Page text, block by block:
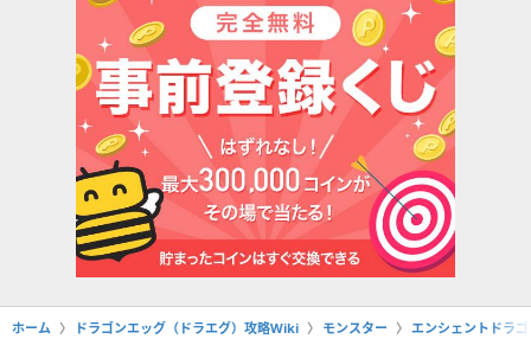
ホーム ドラゴンエッグ（ドラエグ）攻略Wiki モンスター エンシェントドラ